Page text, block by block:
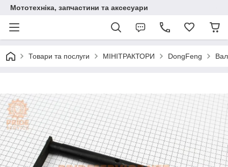
Мототехніка, запчастини та аксесуари
Товари та послуги МІНІТРАКТОРИ DongFeng